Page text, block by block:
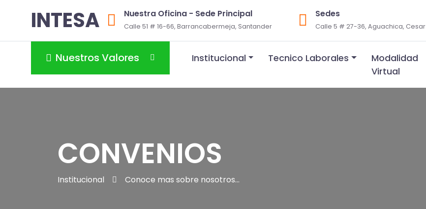
INTESA Nuestra Oficina - Sede Principal
Calle 51 # 16-66, Barrancabermeja, Santander
Sedes
Calle 5 # 27-36, Aguachica, Cesar
Nuestros Valores Institucional Tecnico Laborales
Modalidad
Virtual
CONVENIOS
Institucional Conoce mas sobre nosotros...